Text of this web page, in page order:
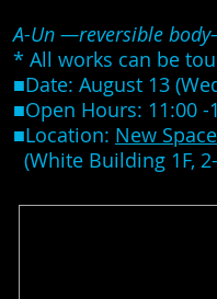
A-Un ―reversible
* All works can be
■Date: August 13
■Open Hours: 11:00
■Location: New
(White Building 1F,